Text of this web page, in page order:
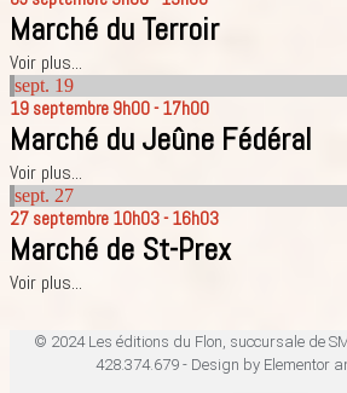
Marché du Terroir
Voir plus...
sept. 19
19 septembre 9h00 - 17h00
Marché du Jeûne Fédéral
Voir plus...
sept. 27
27 septembre 10h03 - 16h03
Marché de St-Prex
Voir plus...
© 2024 Les éditions du Flon, succursale de
428.374.679 - Design by Elementor